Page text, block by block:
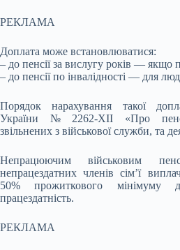
РЕКЛАМА
Доплата може встановлюватися:
– до пенсії за вислугу років — якщо
– до пенсії по інвалідності — для
Порядок нарахування такої
України № 2262-XII «Про
звільнених з військової служби, та
Непрацюючим військовим
непрацездатних членів сім’ї
50% прожиткового мінімуму
працездатність.
РЕКЛАМА